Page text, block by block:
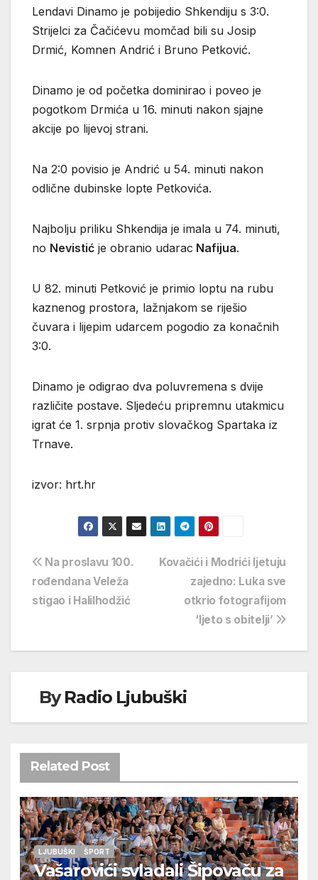
Lendavi Dinamo je pobijedio Shkendiju s 3:0.
Strijelci za Čačićevu momčad bili su Josip
Drmić, Komnen Andrić i Bruno Petković.
Dinamo je od početka dominirao i poveo je
pogotkom Drmića u 16. minuti nakon sjajne
akcije po lijevoj strani.
Na 2:0 povisio je Andrić u 54. minuti nakon
odlične dubinske lopte Petkovića.
Najbolju priliku Shkendija je imala u 74. minuti,
no Nevistić je obranio udarac Nafijua.
U 82. minuti Petković je primio loptu na rubu
kaznenog prostora, lažnjakom se riješio
čuvara i lijepim udarcem pogodio za konačnih
3:0.
Dinamo je odigrao dva poluvremena s dvije
različite postave. Sljedeću pripremnu utakmicu
igrat će 1. srpnja protiv slovačkog Spartaka iz
Trnave.
izvor: hrt.hr
Navigacija
objava
Kovačići i Modrići ljetuju
zajedno: Luka sve
otkrio fotografijom
‘ljeto s obitelji’
Na proslavu 100.
rođendana Veleža
stigao i Halilhodžić
ByRadio Ljubuški
Related Post
LJUBUŠKI ŠPORT
Vašarovići svladali Šipovaču za